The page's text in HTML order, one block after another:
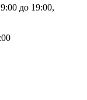
до 19:00,